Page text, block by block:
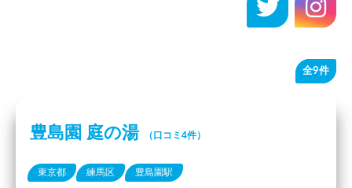
全9件
豊島園 庭の湯 （口コミ4件）
東京都 練馬区 豊島園駅